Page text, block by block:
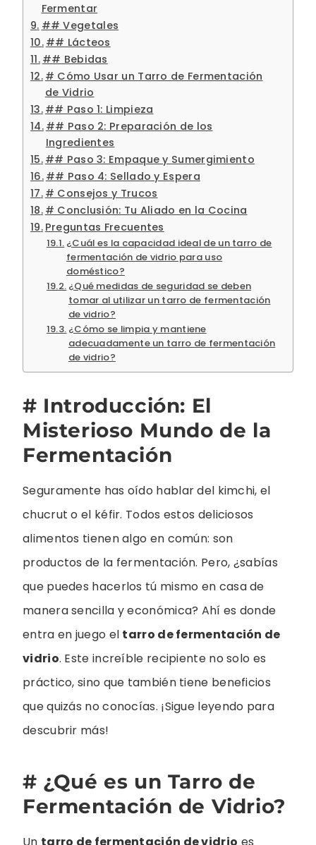
Fermentar
## Vegetales
## Lácteos
## Bebidas
# Cómo Usar un Tarro de Fermentación
de Vidrio
## Paso 1: Limpieza
## Paso 2: Preparación de los
Ingredientes
## Paso 3: Empaque y Sumergimiento
## Paso 4: Sellado y Espera
# Consejos y Trucos
# Conclusión: Tu Aliado en la Cocina
Preguntas Frecuentes
¿Cuál es la capacidad ideal de un tarro de
fermentación de vidrio para uso
doméstico?
¿Qué medidas de seguridad se deben
tomar al utilizar un tarro de fermentación
de vidrio?
¿Cómo se limpia y mantiene
adecuadamente un tarro de fermentación
de vidrio?
# Introducción: El
Misterioso Mundo de la
Fermentación
Seguramente has oído hablar del kimchi, el
chucrut o el kéfir. Todos estos deliciosos
alimentos tienen algo en común: son
productos de la fermentación. Pero, ¿sabías
que puedes hacerlos tú mismo en casa de
manera sencilla y económica? Ahí es donde
entra en juego el tarro de fermentación de
vidrio. Este increíble recipiente no solo es
práctico, sino que también tiene beneficios
que quizás no conocías. ¡Sigue leyendo para
descubrir más!
# ¿Qué es un Tarro de
Fermentación de Vidrio?